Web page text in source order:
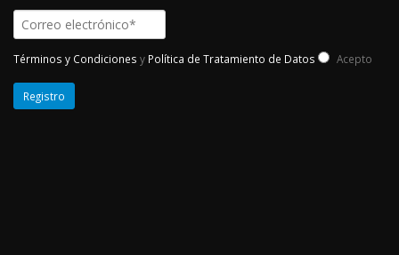
Términos y Condiciones y Política de Tratamiento de Datos Acepto